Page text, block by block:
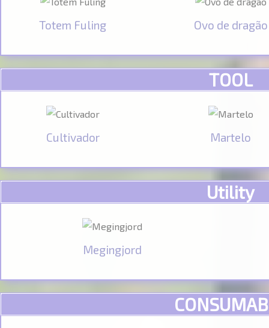
Totem Fuling Ovo de dragão
TOOL
Cultivador Martelo
Utility
Megingjord